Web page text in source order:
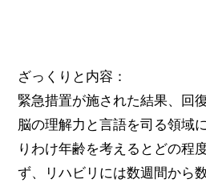
ざっくりと内容：
緊急措置が施された結果、回
脳の理解力と言語を司る領域
りわけ年齢を考えるとどの程
ず、リハビリには数週間から